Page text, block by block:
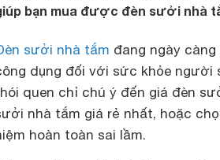
bạn mua được đèn sưởi nhà
sưởi nhà tắm đang ngày
dụng đối với sức khỏe người
quen chỉ chú ý đến giá đèn
nhà tắm giá rẻ nhất, hoặc
hoàn toàn sai lầm.